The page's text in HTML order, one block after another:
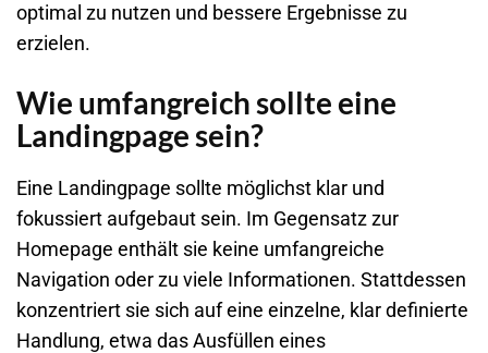
optimal zu nutzen und bessere Ergebnisse zu
erzielen.
Wie umfangreich sollte eine
Landingpage sein?
Eine Landingpage sollte möglichst klar und
fokussiert aufgebaut sein. Im Gegensatz zur
Homepage enthält sie keine umfangreiche
Navigation oder zu viele Informationen. Stattdessen
konzentriert sie sich auf eine einzelne, klar definierte
Handlung, etwa das Ausfüllen eines